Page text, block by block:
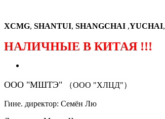
XCMG, SHANTUI, SHANGCHAI ,YUCHAI,
НАЛИЧНЫЕ В КИТАЯ !!!
ООО "МШТЭ" （ООО "ХЛЦД"）
Гине. директор: Семён Лю